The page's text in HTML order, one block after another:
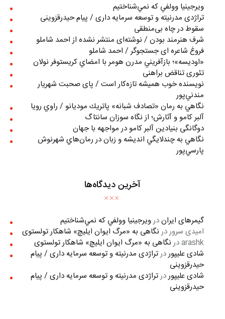
ويرجينيا وولفي كه نمي‌شناختيم
تراژدی مدرنیته و توسعه سرمایه داری / پیام حیدرقزوینی
سقوط در چاه بی‌منطقی
شرف هنرمند بودن / نوشته‌ای منتشر نشده از احمد شاملو
فروغ شاعره ای جستجوگر / احمد شاملو
«اوديسه»؛ بازآفريني مدرن هومر با امضاي كريستوفر نولان
تئوری تناقض براهنی
نويسنده خوب هميشه تازه‌كار است / پای صحبت شهريار
مندني‌پور
نگاهي به رمان «تصادف شبانه» پاتريك موديانو / راوي رويا
آلبر کامو و آثارش؛ از نگاه سوزان سانتاگ
دوگانگی بنیادین آلبر کامو در مواجهه با جهان
نگاهي به چندلايگي انديشه و زبان در رمان‌هاي شهرنوش
پارسي‌پور
آخرین دیدگاه‌ها
گیمرهای ایراندرويرجينيا وولفي كه نمي‌شناختيم
امیدی سروردرنگاهی به «مرگ ايوان ايليچ» شاهکار تولستوی
arashkدرنگاهی به «مرگ ايوان ايليچ» شاهکار تولستوی
شادی علیپوردرتراژدی مدرنیته و توسعه سرمایه داری / پیام
حیدرقزوینی
شادی علیپوردرتراژدی مدرنیته و توسعه سرمایه داری / پیام
حیدرقزوینی